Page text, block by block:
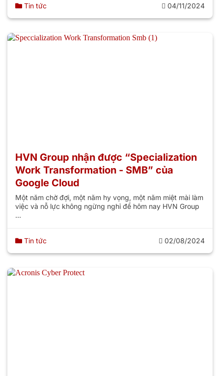
Tin tức 04/11/2024
HVN Group nhận được “Specialization
Work Transformation - SMB” của
Google Cloud
Một năm chờ đợi, một năm hy vọng, một năm miệt mài làm
việc và nỗ lực không ngừng nghỉ để hôm nay HVN Group
...
Tin tức 02/08/2024